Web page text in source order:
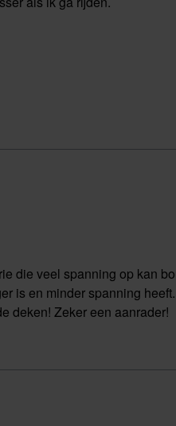
die veel spanning op kan
is en minder spanning
deken! Zeker een aanrader!